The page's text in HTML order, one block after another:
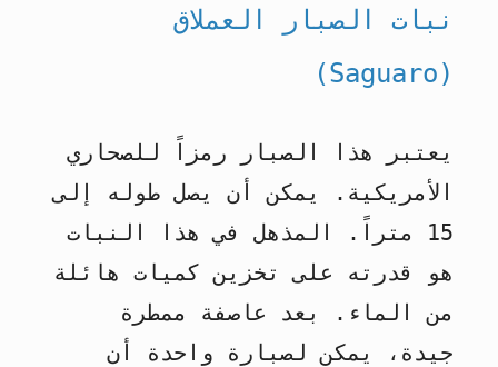
نبات الصبار العملاق
(Saguaro)
يعتبر هذا الصبار رمزاً للصحاري
الأمريكية. يمكن أن يصل طوله إلى
15 متراً. المذهل في هذا النبات
هو قدرته على تخزين كميات هائلة
من الماء. بعد عاصفة ممطرة
جيدة، يمكن لصبارة واحدة أن